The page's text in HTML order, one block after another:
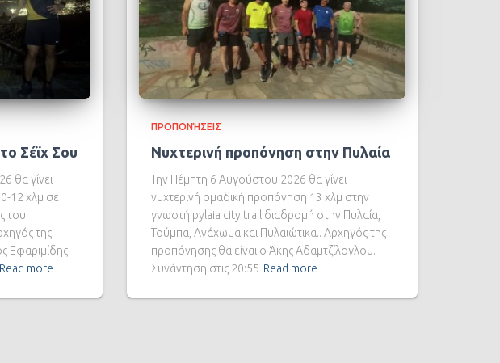
Σέϊχ Σου
θα γίνει
12 χλμ σε
του
της
Εφαριμίδης.
Read more
ΠΡΟΠΟΝΉΣΕΙΣ
Νυχτερινή προπόνηση στην Πυλαία
Την Πέμπτη 6 Αυγούστου 2026 θα γίνει
νυχτερινή ομαδική προπόνηση 13 χλμ στην
γνωστή pylaia city trail διαδρομή στην Πυλαία,
Τούμπα, Ανάχωμα και Πυλαιώτικα.. Αρχηγός της
προπόνησης θα είναι ο Άκης Αδαμτζίλογλου.
Συνάντηση στις 20:55 Read more